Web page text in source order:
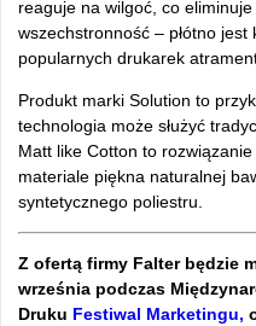
reaguje na wilgoć, co
wszechstronność – płótno jest
popularnych drukarek
Produkt marki Solution to
technologia może służyć
Matt like Cotton to
materiale piękna naturalnej
syntetycznego poliestru.
Z ofertą firmy Falter będzie
września podczas
Druku Festiwal Marketingu,